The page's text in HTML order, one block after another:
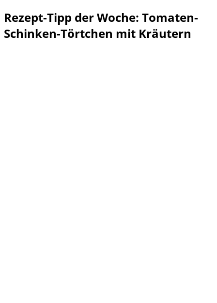
Rezept-Tipp der Woche: Tomaten-
Schinken-Törtchen mit Kräutern